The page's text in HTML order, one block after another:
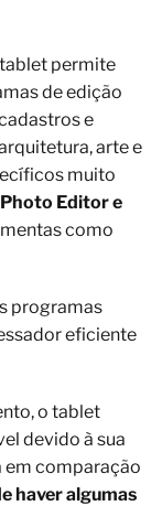
permite
de edição
e
arte e
muito
Editor e
como
programas
eficiente
o tablet
devido à sua
comparação
haver algumas